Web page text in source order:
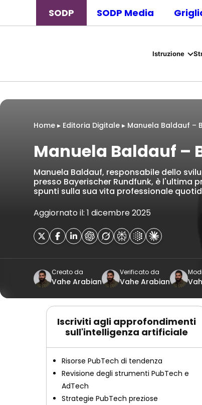
SODP SODP Media
Istruzione
Home ▸ Editoria Digitale ▸ Manuela Baldauf –
Manuela Baldauf –
Manuela Baldauf, responsabile dello
presso Bayerischer Rundfunk, è
spunti sulla sua vita professionale
Aggiornato il: 1 dicembre 2025
Creato da
Vahe Arabian
Verificato da
Vahe Arabian
Iscriviti agli approfondimenti
sull'intelligenza artificiale
Risorse PubTech di tendenza
Revisione degli strumenti PubTech e
AdTech
Strategie PubTech preziose